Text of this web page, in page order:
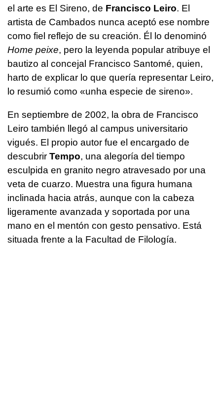
el arte es El Sireno, de Francisco Leiro. El
artista de Cambados nunca aceptó ese nombre
como fiel reflejo de su creación. Él lo denominó
Home peixe, pero la leyenda popular atribuye el
bautizo al concejal Francisco Santomé, quien,
harto de explicar lo que quería representar Leiro,
lo resumió como «unha especie de sireno».
En septiembre de 2002, la obra de Francisco
Leiro también llegó al campus universitario
vigués. El propio autor fue el encargado de
descubrir Tempo, una alegoría del tiempo
esculpida en granito negro atravesado por una
veta de cuarzo. Muestra una figura humana
inclinada hacia atrás, aunque con la cabeza
ligeramente avanzada y soportada por una
mano en el mentón con gesto pensativo. Está
situada frente a la Facultad de Filología.